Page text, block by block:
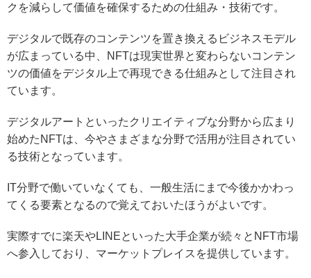
クを減らして価値を確保するための仕組み・技術です。
デジタルで既存のコンテンツを置き換えるビジネスモデル
が広まっている中、NFTは現実世界と変わらないコンテン
ツの価値をデジタル上で再現できる仕組みとして注目され
ています。
デジタルアートといったクリエイティブな分野から広まり
始めたNFTは、今やさまざまな分野で活用が注目されてい
る技術となっています。
IT分野で働いていなくても、一般生活にまで今後かかわっ
てくる要素となるので覚えておいたほうがよいです。
実際すでに楽天やLINEといった大手企業が続々とNFT市場
へ参入しており、マーケットプレイスを提供しています。